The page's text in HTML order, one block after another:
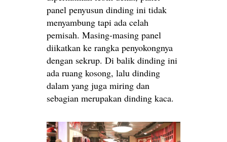
panel penyusun dinding ini tidak
menyambung tapi ada celah
pemisah. Masing-masing panel
diikatkan ke rangka penyokongnya
dengan sekrup. Di balik dinding ini
ada ruang kosong, lalu dinding
dalam yang juga miring dan
sebagian merupakan dinding kaca.